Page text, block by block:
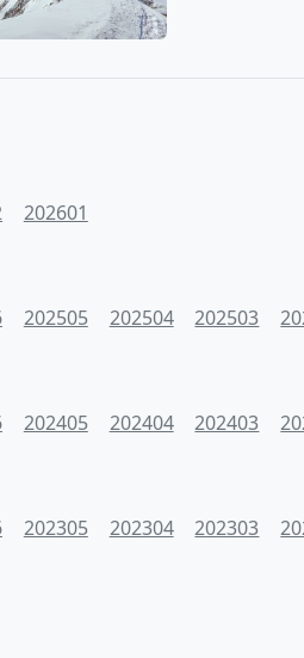
202601
202505 202504 202503
202405 202404 202403
202305 202304 202303